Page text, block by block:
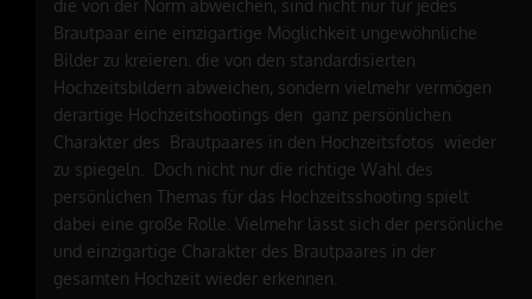
die von der Norm abweichen, sind nicht nur für jedes
Brautpaar eine einzigartige Möglichkeit ungewöhnliche
Bilder zu kreieren. die von den standardisierten
Hochzeitsbildern abweichen, sondern vielmehr vermögen
derartige Hochzeitshootings den ganz persönlichen
Charakter des Brautpaares in den Hochzeitsfotos wieder
zu spiegeln. Doch nicht nur die richtige Wahl des
persönlichen Themas für das Hochzeitsshooting spielt
dabei eine große Rolle. Vielmehr lässt sich der persönliche
und einzigartige Charakter des Brautpaares in der
gesamten Hochzeit wieder erkennen.